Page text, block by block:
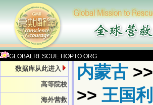
GLOBALRESCUE.HOPTO.ORG
数据库从此进入
高等院校
海外营救
内蒙古 >>
>> 王国利